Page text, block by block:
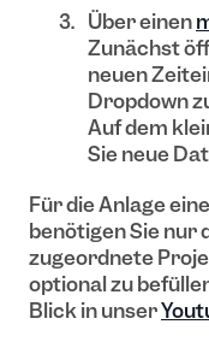
Über einen
Zunächst
neuen
Dropdown
Auf dem
Sie neue
Für die Anlage
benötigen Sie nur
zugeordnete
optional zu
Blick in unser